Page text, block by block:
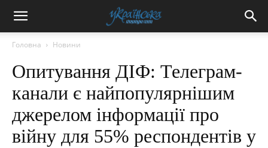
Головна Новини
Опитування ДІФ: Телеграм-
канали є найпопулярнішим
джерелом інформації про
війну для 55% респондентів у